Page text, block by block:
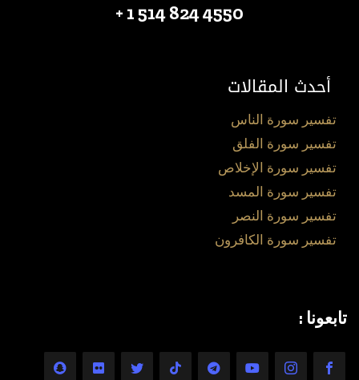
4550 824 514 1 +
أحدث المقالات
تفسير سورة الناس
تفسير سورة الفلق
تفسير سورة الإخلاص
تفسير سورة المسد
تفسير سورة النصر
تفسير سورة الكافرون
تابعونا :